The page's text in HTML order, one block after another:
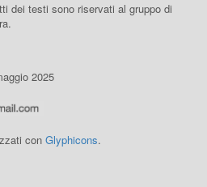
dei testi sono riservati al gruppo di
2025
conGlyphicons.